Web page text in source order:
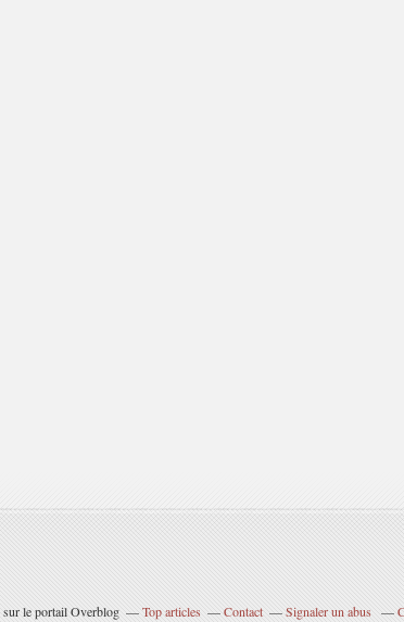
sur le portail Overblog Top articles Contact Signaler un abus